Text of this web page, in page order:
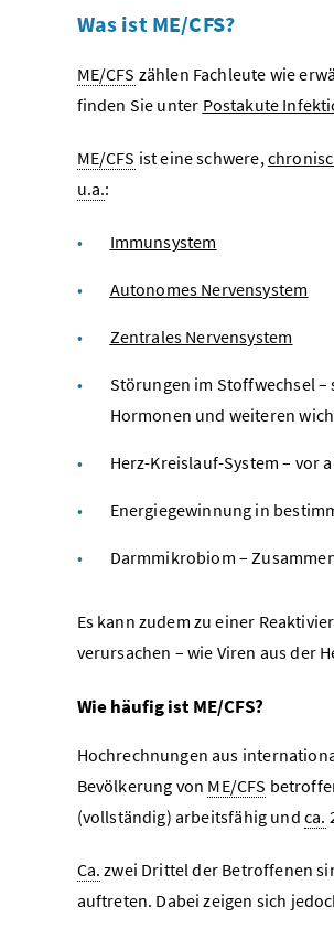
Was ist ME/CFS?
ME/CFS zählen Fachleute wie
finden Sie unter Postakute
ME/CFS ist eine schwere,
u.a.:
Immunsystem
Autonomes Nervensystem
Zentrales Nervensystem
Störungen im Stoffwechsel
Hormonen und weiteren
Herz-Kreislauf-System – vor
Energiegewinnung in
Darmmikrobiom –
Es kann zudem zu einer
verursachen – wie Viren aus der
Wie häufig ist ME/CFS?
Hochrechnungen aus
Bevölkerung von ME/CFS
(vollständig) arbeitsfähig und ca.
Ca. zwei Drittel der Betroffenen
auftreten. Dabei zeigen sich